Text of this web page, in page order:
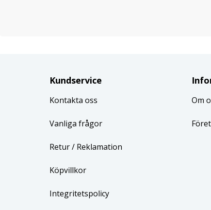
Kundservice
Kontakta oss
Vanliga frågor
Retur/ Reklamation
Köpvillkor
Integritetspolicy
Om